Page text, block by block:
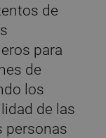
de
para
de
los
de las
personas